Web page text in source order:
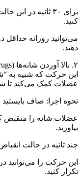
برای ۳۰ ثانیه در
کنید.
می‌توانید روزانه
دهید.
۲. بالا آوردن شانه‌ها (Shrugs)
این حرکت که شبیه به
عضلات کمک می‌کند تا
نحوه اجرا: صاف
عضلات شانه را منقبض
بیاورید.
چند ثانیه در حالت
تکرار کنید.